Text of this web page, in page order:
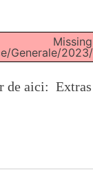
2023/
de aici: